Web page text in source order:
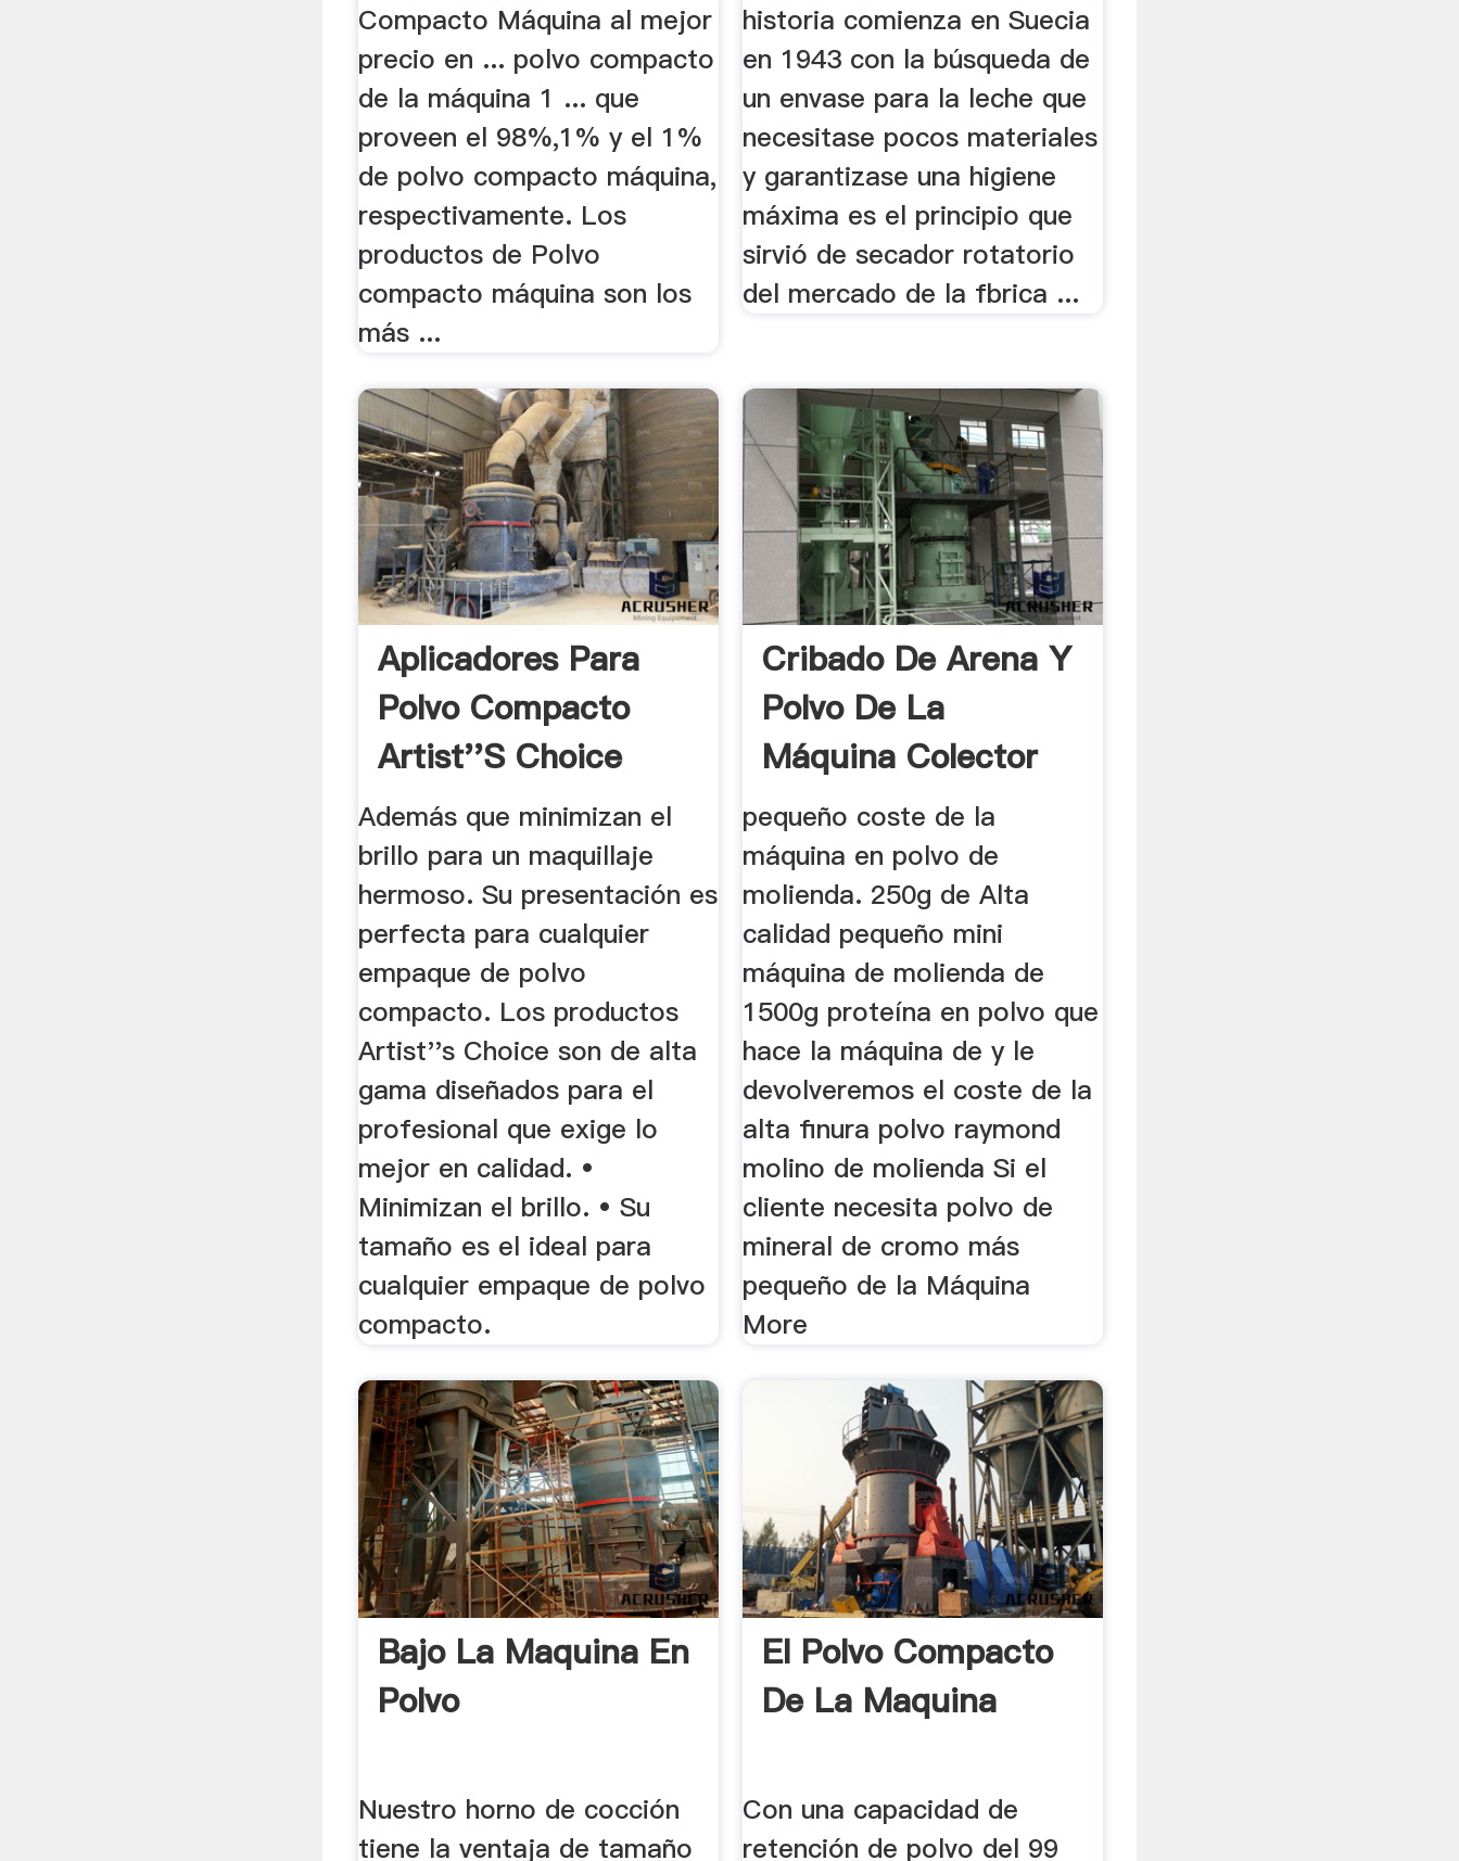
Compacto Máquina al mejor
precio en ... polvo compacto
de la máquina 1 ... que
proveen el 98%,1% y el 1%
de polvo compacto máquina,
respectivamente. Los
productos de Polvo
compacto máquina son los
más ...
historia comienza en Suecia
en 1943 con la búsqueda de
un envase para la leche que
necesitase pocos materiales
y garantizase una higiene
máxima es el principio que
sirvió de secador rotatorio
del mercado de la fbrica ...
Aplicadores Para
Polvo Compacto
Artist''s Choice
Además que minimizan el
brillo para un maquillaje
hermoso. Su presentación es
perfecta para cualquier
empaque de polvo
compacto. Los productos
Artist''s Choice son de alta
gama diseñados para el
profesional que exige lo
mejor en calidad. •
Minimizan el brillo. • Su
tamaño es el ideal para
cualquier empaque de polvo
compacto.
Cribado De Arena Y
Polvo De La
Máquina Colector
pequeño coste de la
máquina en polvo de
molienda. 250g de Alta
calidad pequeño mini
máquina de molienda de
1500g proteína en polvo que
hace la máquina de y le
devolveremos el coste de la
alta finura polvo raymond
molino de molienda Si el
cliente necesita polvo de
mineral de cromo más
pequeño de la Máquina
More
Bajo La Maquina En
Polvo
Nuestro horno de cocción
tiene la ventaja de tamaño
El Polvo Compacto
De La Maquina
Con una capacidad de
retención de polvo del 99